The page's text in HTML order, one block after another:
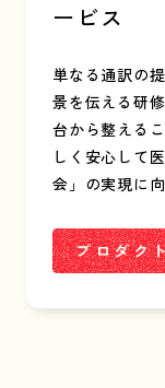
ービス
単なる通訳の
景を伝える研
台から整える
しく安心して
会」の実現に
プロダク